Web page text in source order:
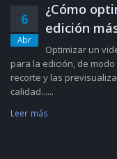
6
Abr
¿Cómo
edición
Optimizar un
para la edición, de
recorte y las
calidad......
Leer más